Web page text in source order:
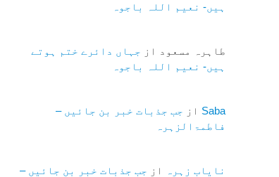
ہیں- نعیم اللہ باجوہ
طاہرہ مسعود از جہاں دائرے ختم ہوتے
ہیں- نعیم اللہ باجوہ
Saba از جب جذبات خبر بن جائیں –
فاطمۃالزہرہ
نایاب زہرہ از جب جذبات خبر بن جائیں –